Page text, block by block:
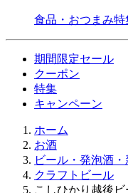
食品・おつまみ特
期間限定セール
クーポン
特集
キャンペーン
ホーム
お酒
ビール・発泡酒
クラフトビール
こしひかり越後